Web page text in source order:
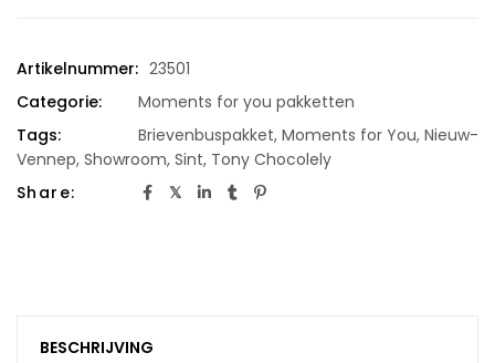
Artikelnummer: 23501
Categorie:
Moments for you pakketten
Tags:
Brievenbuspakket, Moments for You, Nieuw-
Vennep, Showroom, Sint, Tony Chocolely
Share:
BESCHRIJVING